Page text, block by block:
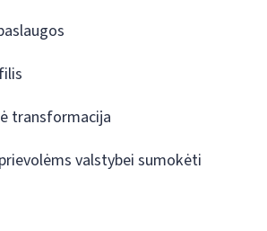
transformacija
valstybei sumokėti